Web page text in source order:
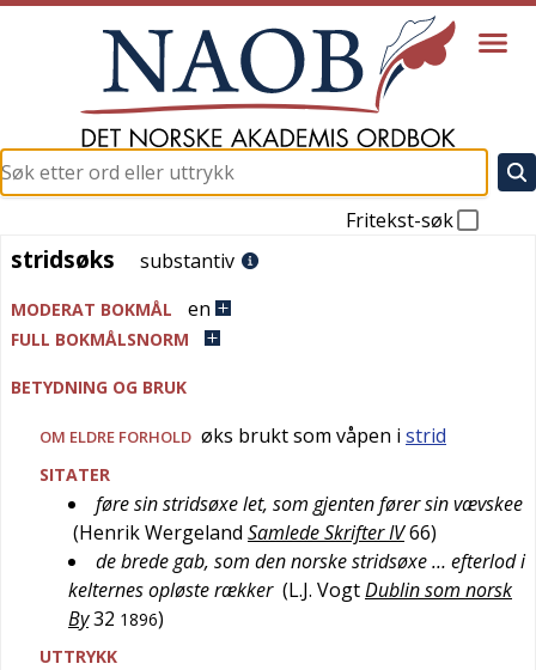
Fritekst-søk
stridsøks
stridsøks substantiv
MODERAT BOKMÅL en
FULL BOKMÅLSNORM
BETYDNING OG BRUK
OM ELDRE FORHOLD øks brukt som våpen i strid
SITATER
føre sin stridsøxe let, som gjenten fører sin vævskee
(Henrik Wergeland Samlede Skrifter IV66)
de brede gab, som den norske stridsøxe … efterlod i
kelternes opløste rækker (L.J. VogtDublin som norsk
By32 1896)
UTTRYKK